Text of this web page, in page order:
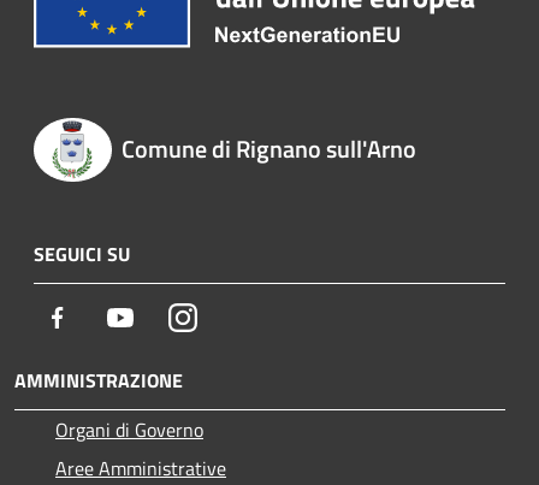
Comune di Rignano sull'Arno
SEGUICI SU
Facebook YoutubeInstagram
AMMINISTRAZIONE
Organi di Governo
Aree Amministrative